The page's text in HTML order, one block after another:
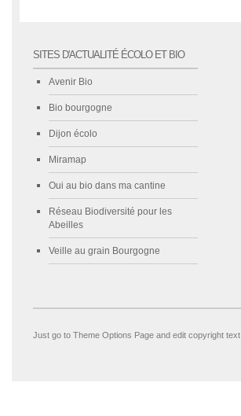
SITES D'ACTUALITÉ ÉCOLO ET BIO
Avenir Bio
Bio bourgogne
Dijon écolo
Miramap
Oui au bio dans ma cantine
Réseau Biodiversité pour les
Abeilles
Veille au grain Bourgogne
Just go to Theme Options Page and edit copyright text